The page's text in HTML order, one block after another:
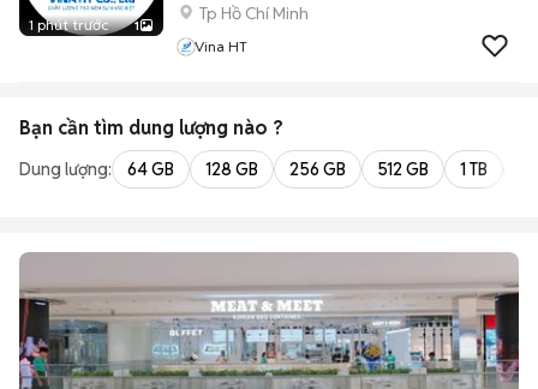
1 phút trước 1
Tp Hồ Chí Minh
Vina HT
Bạn cần tìm dung lượng nào ?
Dung lượng: 64 GB 128 GB 256 GB 512 GB 1 TB